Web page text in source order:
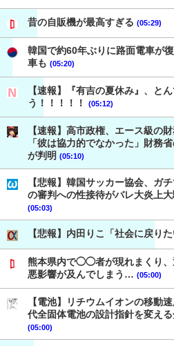
昔の自販機が最高すぎる (05:29)
韓国で約60年ぶりに路面電車が
車も (05:20)
【速報】『有吉の夏休み』、と
う！！！！！
(05:12)
【速報】高市政権、エース級の
「彼は協力的でなかった」財務
が判明 (05:10)
【悲報】韓国サッカー協会、ガ
の審判への性接待がバレ大炎上
(05:03)
【悲報】内田りこ「社会に戻り
熊本県内で◯◯者が現れまくり、
悪影響が及んでしまう… (05:00)
【電池】リチウムイオンの移動
代全固体電池の設計指針を変え
(05:00)